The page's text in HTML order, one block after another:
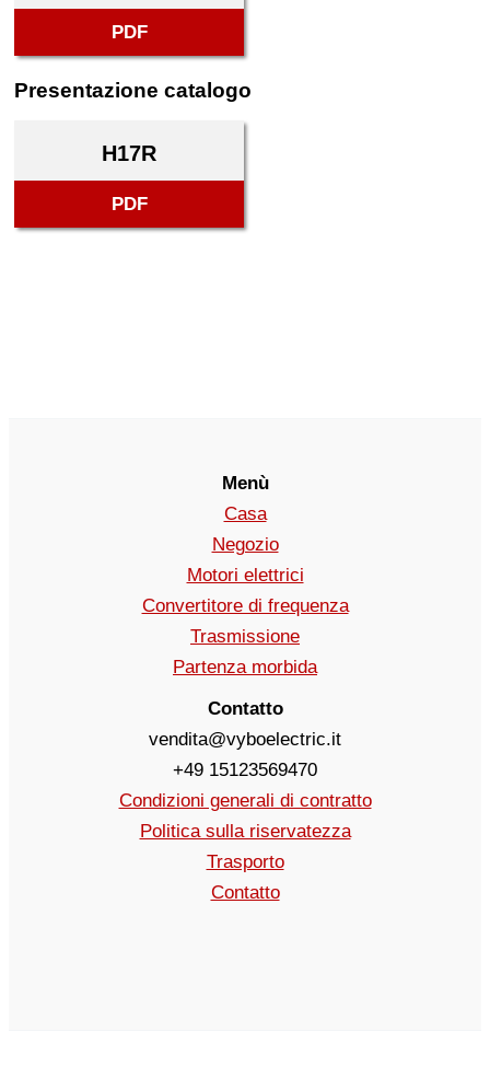
PDF
Presentazione catalogo
H17R
PDF
Menù
Casa
Negozio
Motori elettrici
Convertitore di frequenza
Trasmissione
Partenza morbida
Contatto
vendita@vyboelectric.it
+49 15123569470
Condizioni generali di contratto
Politica sulla riservatezza
Trasporto
Contatto